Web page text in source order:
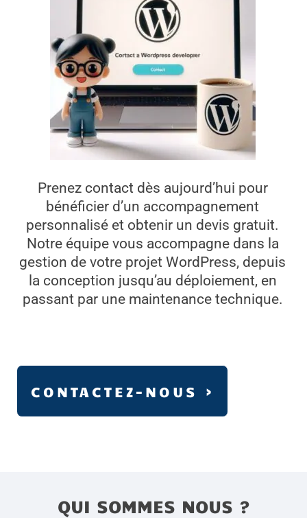
Prenez contact dès aujourd’hui pour
bénéficier d’un accompagnement
personnalisé et obtenir un devis gratuit.
Notre équipe vous accompagne dans la
gestion de votre projet WordPress, depuis
la conception jusqu’au déploiement, en
passant par une maintenance technique.
CONTACTEZ-NOUS ›
QUI SOMMES NOUS ?